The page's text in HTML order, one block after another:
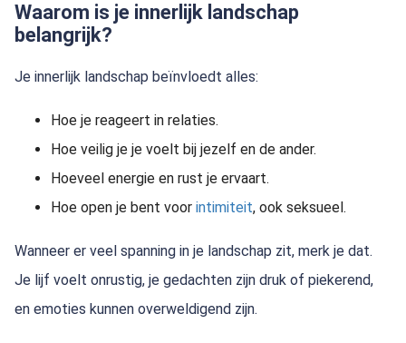
Waarom is je innerlijk landschap
belangrijk?
Je innerlijk landschap beïnvloedt alles:
Hoe je reageert in relaties.
Hoe veilig je je voelt bij jezelf en de ander.
Hoeveel energie en rust je ervaart.
Hoe open je bent voor intimiteit, ook seksueel.
Wanneer er veel spanning in je landschap zit, merk je dat.
Je lijf voelt onrustig, je gedachten zijn druk of piekerend,
en emoties kunnen overweldigend zijn.